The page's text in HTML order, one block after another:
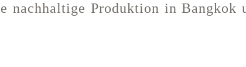
nachhaltige Produktion in Bangkok